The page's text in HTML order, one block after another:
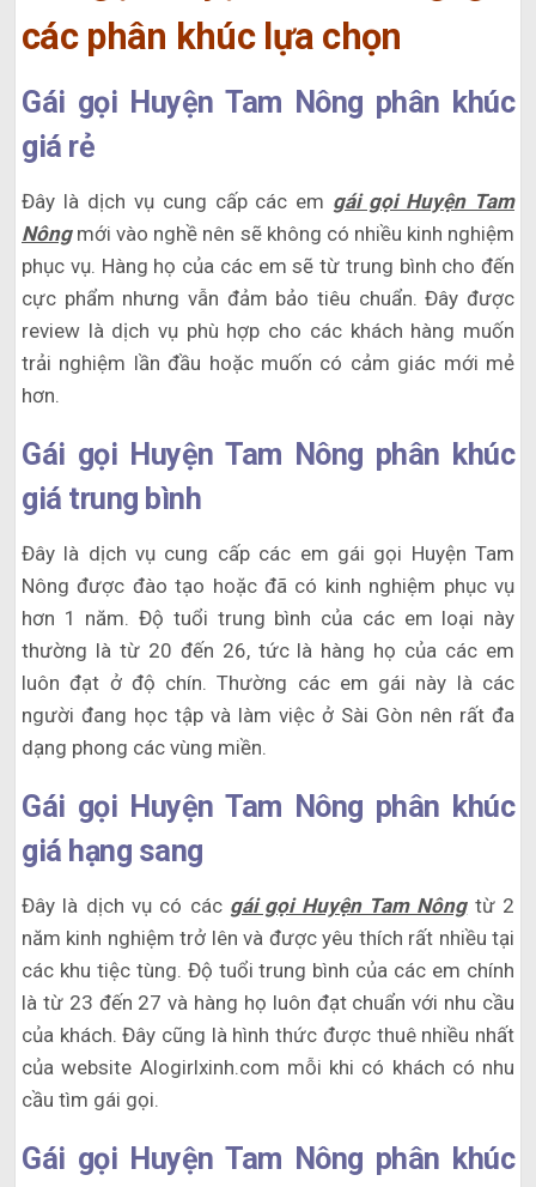
các phân khúc lựa chọn
Gái gọi Huyện Tam Nông phân khúc
giá rẻ
Đây là dịch vụ cung cấp các em gái gọi Huyện Tam
Nôngmới vào nghề nên sẽ không có nhiều kinh nghiệm
phục vụ. Hàng họ của các em sẽ từ trung bình cho đến
cực phẩm nhưng vẫn đảm bảo tiêu chuẩn. Đây được
review là dịch vụ phù hợp cho các khách hàng muốn
trải nghiệm lần đầu hoặc muốn có cảm giác mới mẻ
hơn.
Gái gọi Huyện Tam Nông phân khúc
giá trung bình
Đây là dịch vụ cung cấp các em gái gọi Huyện Tam
Nông được đào tạo hoặc đã có kinh nghiệm phục vụ
hơn 1 năm. Độ tuổi trung bình của các em loại này
thường là từ 20 đến 26, tức là hàng họ của các em
luôn đạt ở độ chín. Thường các em gái này là các
người đang học tập và làm việc ở Sài Gòn nên rất đa
dạng phong các vùng miền.
Gái gọi Huyện Tam Nông phân khúc
giá hạng sang
Đây là dịch vụ có các gái gọi Huyện Tam Nôngtừ 2
năm kinh nghiệm trở lên và được yêu thích rất nhiều tại
các khu tiệc tùng. Độ tuổi trung bình của các em chính
là từ 23 đến 27 và hàng họ luôn đạt chuẩn với nhu cầu
của khách. Đây cũng là hình thức được thuê nhiều nhất
của website Alogirlxinh.com mỗi khi có khách có nhu
cầu tìm gái gọi.
Gái gọi Huyện Tam Nông phân khúc